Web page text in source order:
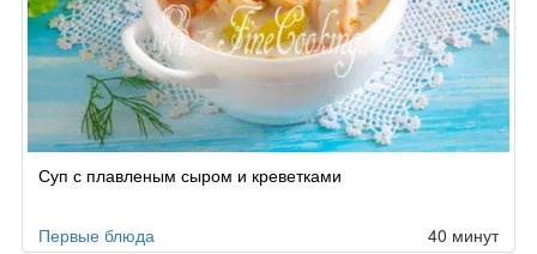
Суп с плавленым сыром и креветками
Первые блюда 40 минут